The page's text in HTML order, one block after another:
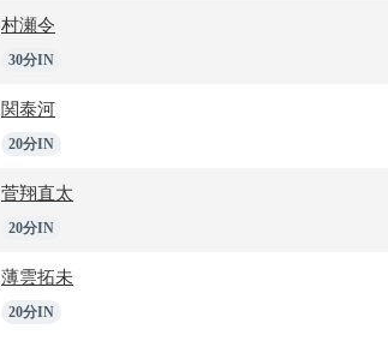
村瀬令
30分IN
関泰河
20分IN
菅翔直太
20分IN
薄雲拓未
20分IN